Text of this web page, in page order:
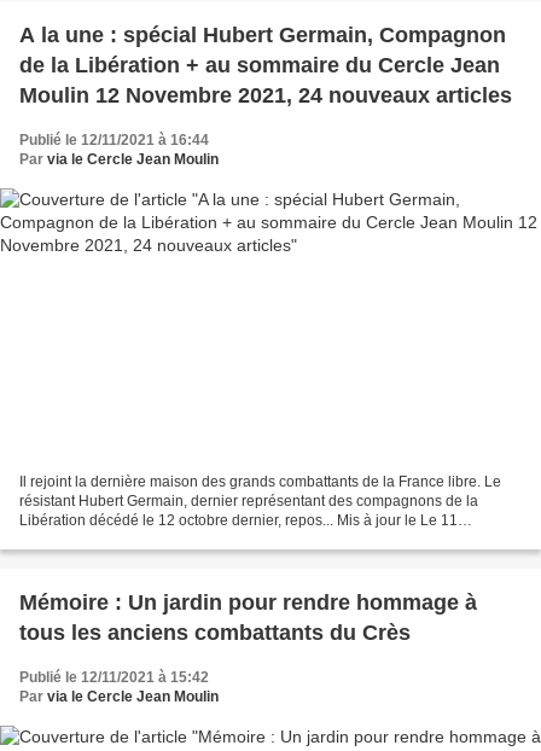
A la une : spécial Hubert Germain, Compagnon
de la Libération + au sommaire du Cercle Jean
Moulin 12 Novembre 2021, 24 nouveaux articles
Publié le 12/11/2021 à 16:44
Par via le Cercle Jean Moulin
Il rejoint la dernière maison des grands combattants de la France libre. Le
résistant Hubert Germain, dernier représentant des compagnons de la
Libération décédé le 12 octobre dernier, repos... Mis à jour le Le 11
Mémoire : Un jardin pour rendre hommage à
tous les anciens combattants du Crès
Publié le 12/11/2021 à 15:42
Par via le Cercle Jean Moulin